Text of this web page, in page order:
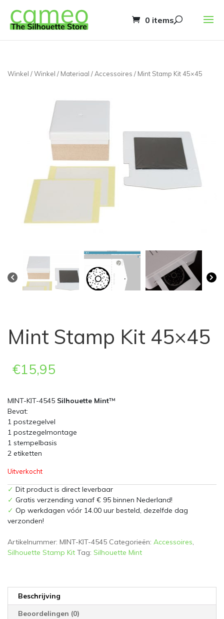
0 items
Winkel /Winkel / Materiaal / Accessoires / Mint Stamp Kit 45×45
Mint Stamp Kit 45×45
€15,95
MINT-KIT-4545 Silhouette Mint™
Bevat:
1 postzegelvel
1 postzegelmontage
1 stempelbasis
2 etiketten
Uitverkocht
✓ Dit product is direct leverbaar
✓ Gratis verzending vanaf € 95 binnen Nederland!
✓ Op werkdagen vóór 14.00 uur besteld, dezelfde dag
verzonden!
Artikelnummer: MINT-KIT-4545 Categorieën: Accessoires,
Silhouette Stamp Kit Tag: Silhouette Mint
Beschrijving
Beoordelingen (0)